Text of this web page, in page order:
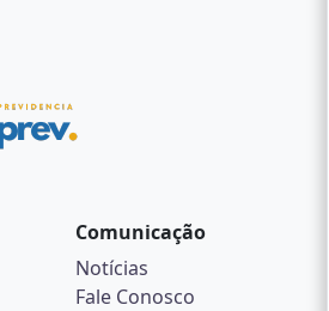
Comunicação
Notícias
Fale Conosco